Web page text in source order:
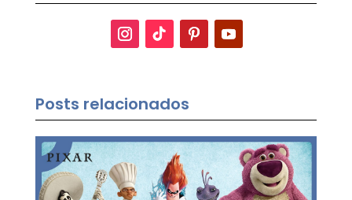
Posts relacionados